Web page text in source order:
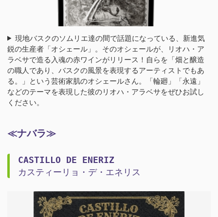
現地バスクのソムリエ達の間で話題になっている、新進気
鋭の生産者「オシェール」。そのオシェールが、リオハ・ア
ラベサで造る入魂の赤ワインがリリース！自らを「畑と醸造
の職人であり、バスクの風景を表現するアーティストでもあ
る。」という芸術家肌のオシェールさん。「輪廻」「永遠」
などのテーマを表現した彼のリオハ・アラベサをぜひお試し
ください。
≪ナバラ≫
CASTILLO DE ENERIZ
カスティーリョ・デ・エネリス